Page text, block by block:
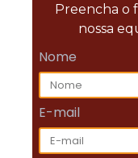
Preencha o
nossa
Nome
E-mail